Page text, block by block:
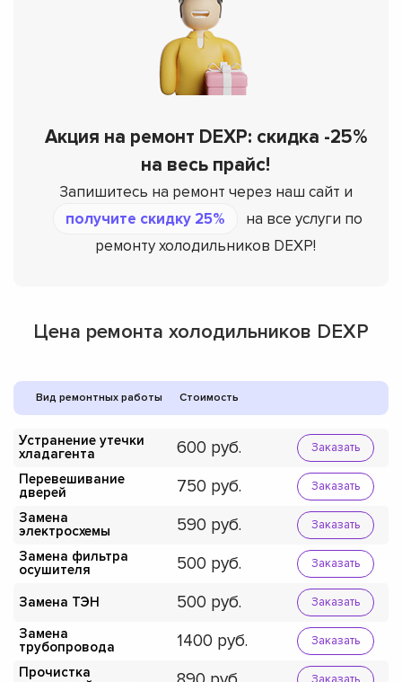
Акция на ремонт DEXP: скидка -25%
на весь прайс!
Запишитесь на ремонт через наш сайт и
получите скидку 25%
на все услуги по
ремонту холодильников DEXP!
Цена ремонта холодильников DEXP
Вид ремонтных работы Стоимость
Устранение утечки
хладагента
600 Заказать
Перевешивание
дверей
750 Заказать
Замена
электросхемы
590 Заказать
Замена фильтра
осушителя
500 Заказать
Замена ТЭН 500 Заказать
Замена
трубопровода
1400 Заказать
Прочистка